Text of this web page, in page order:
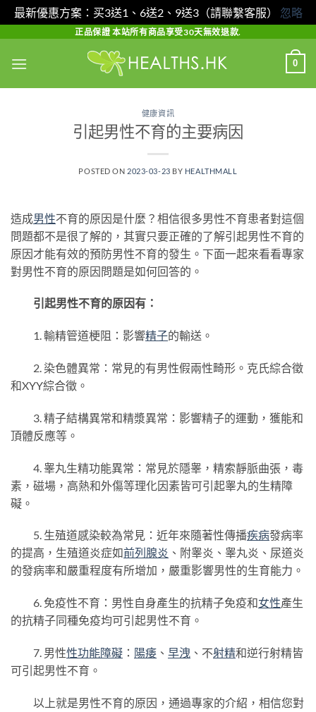
最新優惠方案：买3送1、6送2、9送3（請聯繫客服） 忽略
content
正品保證 本站所有商品享受30天無效退款.
0
健康資訊
引起男性不育的主要病因
POSTED ON 2023-03-23 BY HEALTHMALL
造成男性不育的原因是什麼？相信很多男性不育患者對這個
問題都不是很了解的，其實只要正確的了解引起男性不育的
原因才能有效的預防男性不育的發生。下面一起來看看專家
對男性不育的原因問題是如何回答的。
引起男性不育的原因有：
1. 輸精管道梗阻：影響精子的輸送。
2. 染色體異常：常見的有男性假兩性畸形。克氏綜合徵
和XYY綜合徵。
3. 精子結構異常和精漿異常：影響精子的運動，獲能和
頂體反應等。
4. 睾丸生精功能異常：常見於隱睾，精索靜脈曲張，毒
素，磁場，高熱和外傷等理化因素皆可引起睾丸的生精障
礙。
5. 生殖道感染較為常見：近年來隨著性傳播疾病發病率
的提高，生殖道炎症如前列腺炎 、附睾炎、睾丸炎、尿道炎
的發病率和嚴重程度有所增加，嚴重影響男性的生育能力。
6. 免疫性不育：男性自身產生的抗精子免疫和女性產生
的抗精子同種免疫均可引起男性不育。
7. 男性性功能障礙 ： 陽痿 、 早洩 、不射精和逆行射精皆
可引起男性不育。
以上就是男性不育的原因，通過專家的介紹，相信您對